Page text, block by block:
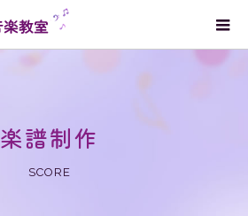
楽譜制作
SCORE